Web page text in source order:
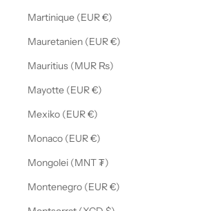
Martinique (EUR €)
Mauretanien (EUR €)
Mauritius (MUR ₨)
Mayotte (EUR €)
Mexiko (EUR €)
Monaco (EUR €)
Mongolei (MNT ₮)
Montenegro (EUR €)